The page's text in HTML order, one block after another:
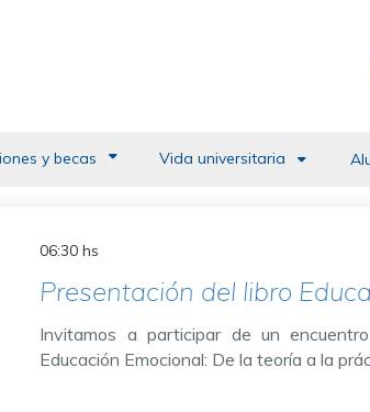
y becas Vida universitaria
06:30 hs
Presentación del libro
Invitamos a participar de un
Educación Emocional: De la teoría a la